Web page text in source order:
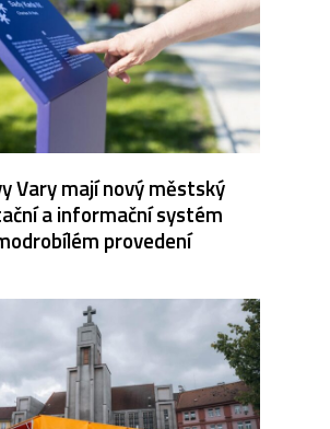
Vary mají nový městský
a informační systém
provedení